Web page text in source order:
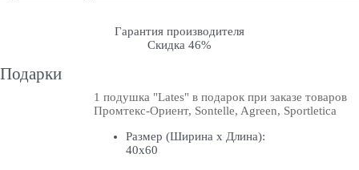
Гарантия производителя
Скидка 46%
Подарки
1 подушка "Lates" в подарок при заказе товаров
Промтекс-Ориент, Sontelle, Agreen, Sportletica
Размер (Ширина х Длина):
40х60